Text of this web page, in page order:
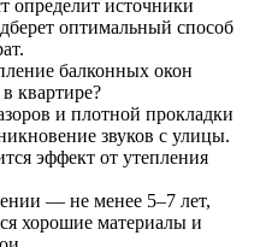
определит источники
оптимальный способ
балконных окон
квартире?
и плотной прокладки
звуков с улицы.
эффект от утепления
— не менее 5–7 лет,
хорошие материалы и